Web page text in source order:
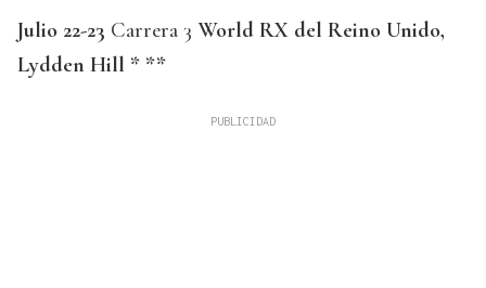
Julio 22-23 Carrera 3 World RX del Reino Unido,
Lydden Hill * **